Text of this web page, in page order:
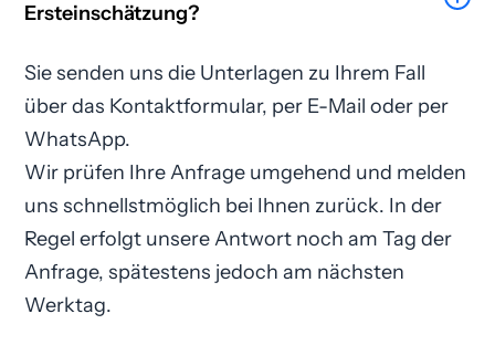
Ersteinschätzung?
Sie senden uns die Unterlagen zu Ihrem Fall
über das Kontaktformular, per E-Mail oder per
WhatsApp.
Wir prüfen Ihre Anfrage umgehend und melden
uns schnellstmöglich bei Ihnen zurück. In der
Regel erfolgt unsere Antwort noch am Tag der
Anfrage, spätestens jedoch am nächsten
Werktag.